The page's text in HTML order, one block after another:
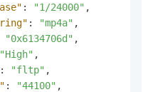
: "1/24000" ,
: "mp4a" ,
"0x6134706d" ,
"High" ,
: "fltp" ,
: "44100" ,